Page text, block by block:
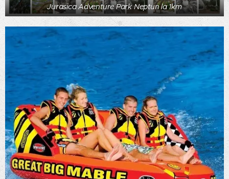
Jurasica Adventure Park Neptun la 1km